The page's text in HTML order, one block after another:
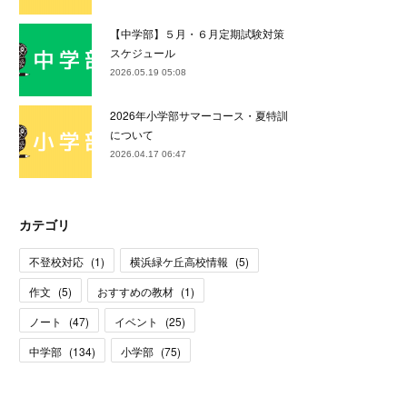
【中学部】５月・６月定期試験対策
スケジュール
2026.05.19 05:08
2026年小学部サマーコース・夏特訓
について
2026.04.17 06:47
カテゴリ
不登校対応 (1) 横浜緑ケ丘高校情報 (5)
作文 (5) おすすめの教材 (1)
ノート
(47) イベント (25)
中学部 (134) 小学部 (75)